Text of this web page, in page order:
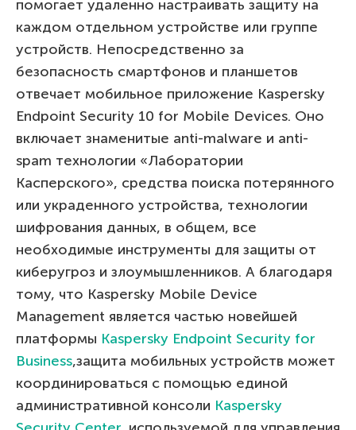
помогает удаленно настраивать защиту на
каждом отдельном устройстве или группе
устройств. Непосредственно за
безопасность смартфонов и планшетов
отвечает мобильное приложение Kaspersky
Endpoint Security 10 for Mobile Devices. Оно
включает знаменитые anti-malware и anti-
spam технологии «Лаборатории
Касперского», средства поиска потерянного
или украденного устройства, технологии
шифрования данных, в общем, все
необходимые инструменты для защиты от
киберугроз и злоумышленников. А благодаря
тому, что Kaspersky Mobile Device
Management является частью новейшей
платформы Kaspersky Endpoint Security for
Business,защита мобильных устройств может
координироваться с помощью единой
административной консоли Kaspersky